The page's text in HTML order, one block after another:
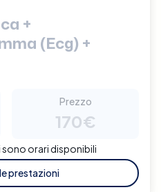
+
(Ecg) +
Prezzo
170€
orari disponibili
prestazioni